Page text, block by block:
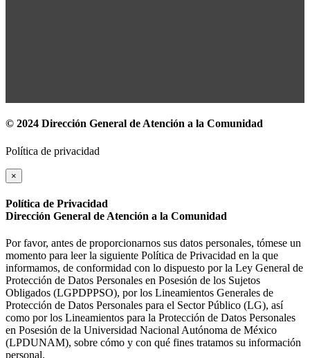
© 2024 Dirección General de Atención a la Comunidad
Política de privacidad
×
Política de Privacidad
Dirección General de Atención a la Comunidad
Por favor, antes de proporcionarnos sus datos personales, tómese un
momento para leer la siguiente Política de Privacidad en la que
informamos, de conformidad con lo dispuesto por la Ley General de
Protección de Datos Personales en Posesión de los Sujetos
Obligados (LGPDPPSO), por los Lineamientos Generales de
Protección de Datos Personales para el Sector Público (LG), así
como por los Lineamientos para la Protección de Datos Personales
en Posesión de la Universidad Nacional Autónoma de México
(LPDUNAM), sobre cómo y con qué fines tratamos su información
personal.